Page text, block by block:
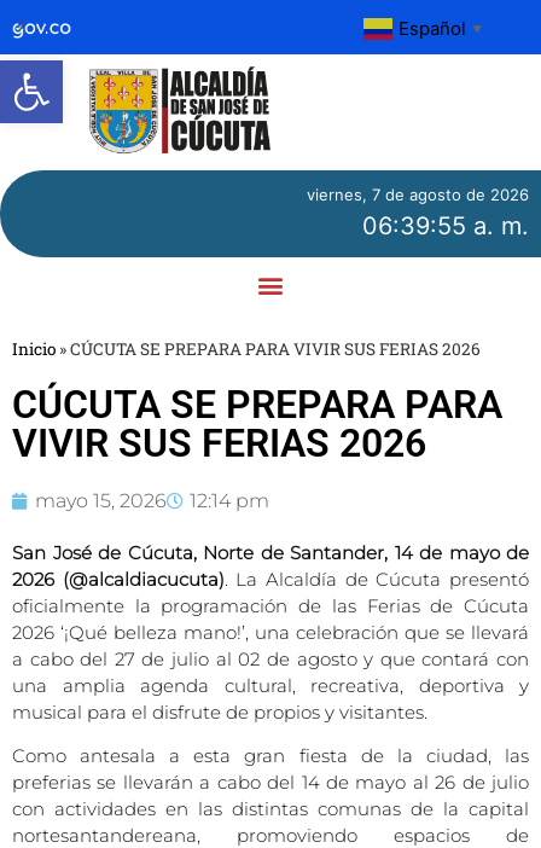
Abrir barra de herramientas
Español ▼
viernes, 7 de agosto de 2026
06:39:56 a. m.
Inicio »CÚCUTA SE PREPARA PARA VIVIR SUS FERIAS 2026
CÚCUTA SE PREPARA PARA
VIVIR SUS FERIAS 2026
mayo 15, 2026 12:14 pm
San José de Cúcuta, Norte de Santander, 14 de mayo de
2026 (@alcaldiacucuta). La Alcaldía de Cúcuta presentó
oficialmente la programación de las Ferias de Cúcuta
2026 ‘¡Qué belleza mano!’, una celebración que se llevará
a cabo del 27 de julio al 02 de agosto y que contará con
una amplia agenda cultural, recreativa, deportiva y
musical para el disfrute de propios y visitantes.
Como antesala a esta gran fiesta de la ciudad, las
preferias se llevarán a cabo del 14 de mayo al 26 de julio
con actividades en las distintas comunas de la capital
nortesantandereana, promoviendo espacios de